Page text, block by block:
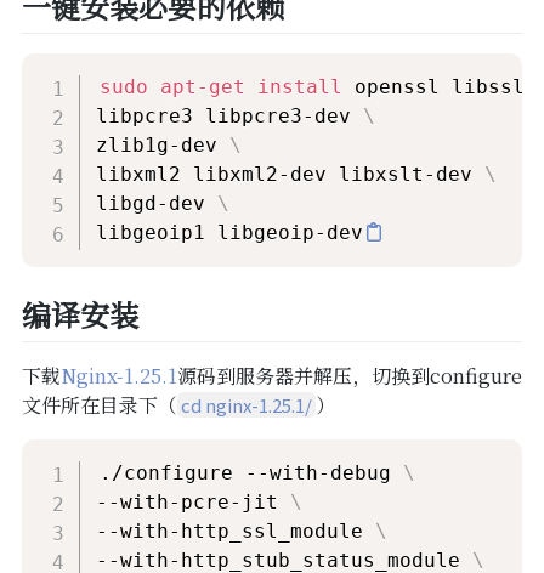
sudo apt-get install openssl libssl-
libpcre3 libpcre3-dev \
zlib1g-dev \
libxml2 libxml2-dev libxslt-dev \
libgd-dev \
libgeoip1 libgeoip-dev
编译安装
下载Nginx-1.25.1源码到服务器并解压，切换到configure
文件所在目录下（cd nginx-1.25.1/）
./configure --with-debug \
--with-pcre-jit \
--with-http_ssl_module \
--with-http_stub_status_module \